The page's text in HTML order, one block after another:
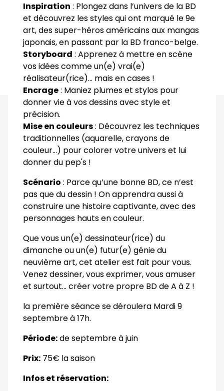
Inspiration : Plongez dans l’univers de la BD
et découvrez les styles qui ont marqué le 9e
art, des super-héros américains aux mangas
japonais, en passant par la BD franco-belge.
Storyboard : Apprenez à mettre en scène
vos idées comme un(e) vrai(e)
réalisateur(rice)… mais en cases !
Encrage: Maniez plumes et stylos pour
donner vie à vos dessins avec style et
précision.
Mise en couleurs: Découvrez les techniques
traditionnelles (aquarelle, crayons de
couleur…) pour colorer votre univers et lui
donner du pep's !
Scénario : Parce qu’une bonne BD, ce n’est
pas que du dessin ! On apprendra aussi à
construire une histoire captivante, avec des
personnages hauts en couleur.
Que vous un(e) dessinateur(rice) du
dimanche ou un(e) futur(e) génie du
neuvième art, cet atelier est fait pour vous.
Venez dessiner, vous exprimer, vous amuser
et surtout… créer votre propre BD de A à Z !
la première séance se déroulera Mardi 9
septembre à 17h.
Période:de septembre à juin
Prix: 75€ la saison
Infos et réservation: